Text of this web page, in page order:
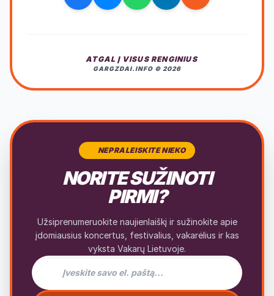
ATGAL Į VISUS RENGINIUS
GARGZDAI.INFO © 2026
NEPRALEISKITE NIEKO
NORITE SUŽINOTI
PIRMI?
Užsiprenumeruokite naujienlaiškį ir sužinokite apie
įdomiausius koncertus, festivalius, vakarėlius ir kas
vyksta Vakarų Lietuvoje.
El. pašto adresas naujienlaiškiui